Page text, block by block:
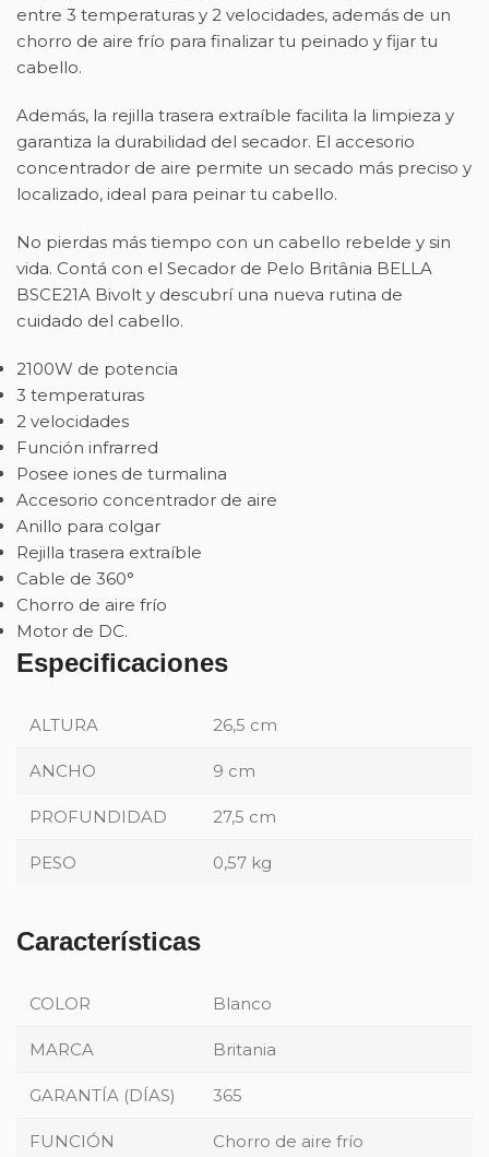
entre 3 temperaturas y 2 velocidades, además de un
chorro de aire frío para finalizar tu peinado y fijar tu
cabello.
Además, la rejilla trasera extraíble facilita la limpieza y
garantiza la durabilidad del secador. El accesorio
concentrador de aire permite un secado más preciso y
localizado, ideal para peinar tu cabello.
No pierdas más tiempo con un cabello rebelde y sin
vida. Contá con el Secador de Pelo Britânia BELLA
BSCE21A Bivolt y descubrí una nueva rutina de
cuidado del cabello.
2100W de potencia
3 temperaturas
2 velocidades
Función infrarred
Posee iones de turmalina
Accesorio concentrador de aire
Anillo para colgar
Rejilla trasera extraíble
Cable de 360°
Chorro de aire frío
Motor de DC.
Especificaciones
ALTURA 26,5 cm
ANCHO 9 cm
PROFUNDIDAD 27,5 cm
PESO 0,57 kg
Características
COLOR Blanco
MARCA Britania
GARANTÍA (DÍAS) 365
FUNCIÓN Chorro de aire frío